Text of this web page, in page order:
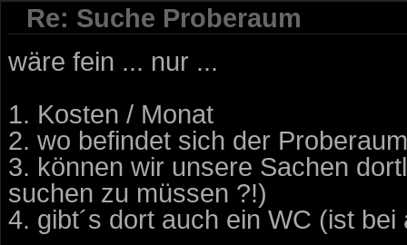
Re: Suche Proberaum
wäre fein ... nur ...
1. Kosten / Monat
2. wo befindet sich der Proberaum
3. können wir unsere Sachen
suchen zu müssen ?!)
4. gibt´s dort auch ein WC (ist